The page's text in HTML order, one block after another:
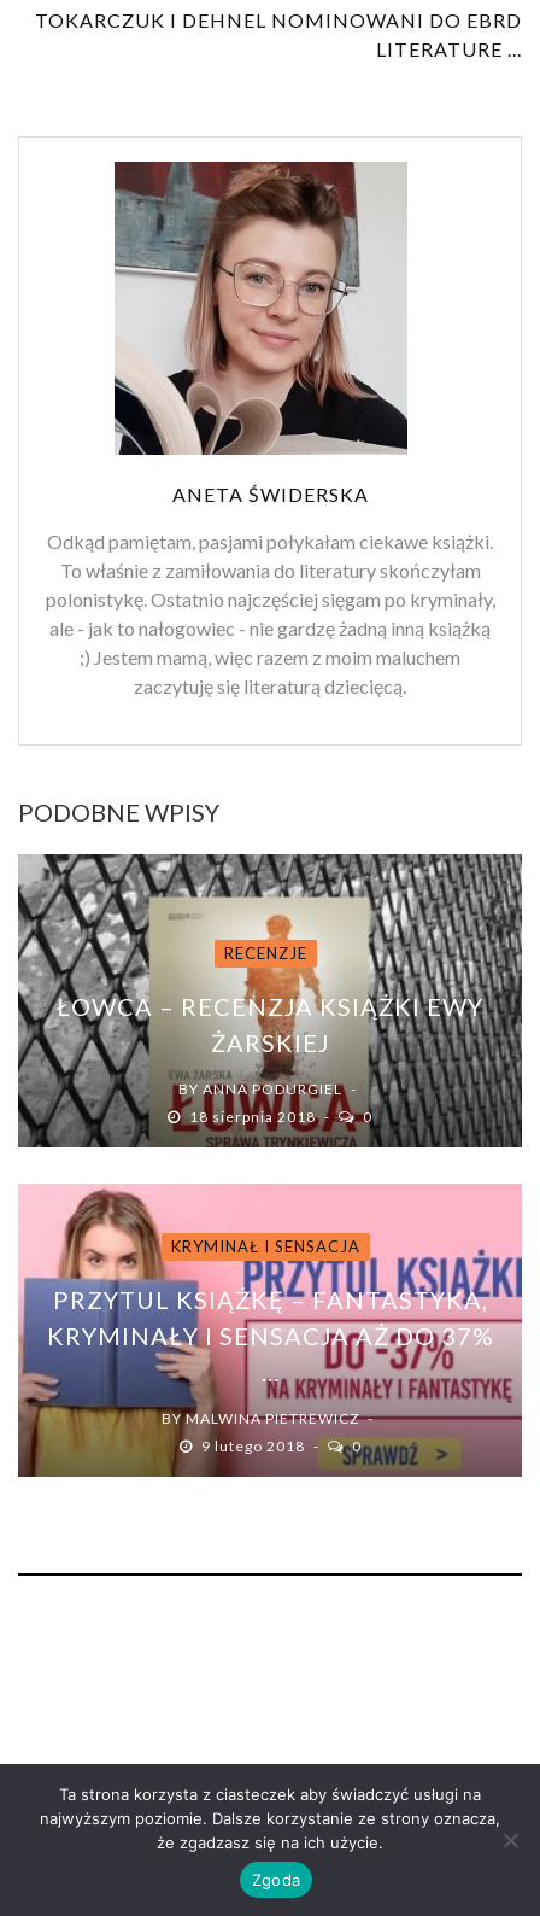
TOKARCZUK I DEHNEL NOMINOWANI DO EBRD
LITERATURE ...
ANETA ŚWIDERSKA
Odkąd pamiętam, pasjami połykałam ciekawe książki.
To właśnie z zamiłowania do literatury skończyłam
polonistykę. Ostatnio najczęściej sięgam po kryminały,
ale - jak to nałogowiec - nie gardzę żadną inną książką
;) Jestem mamą, więc razem z moim maluchem
zaczytuję się literaturą dziecięcą.
PODOBNE WPISY
RECENZJE
ŁOWCA – RECENZJA KSIĄŻKI EWY
ŻARSKIEJ
BY ANNA PODURGIEL
18 sierpnia 2018
0
KRYMINAŁ I SENSACJA
PRZYTUL KSIĄŻKĘ – FANTASTYKA,
KRYMINAŁY I SENSACJA AŻ DO 37%
...
BYMALWINA PIETREWICZ
9 lutego 2018
0
Ta strona korzysta z ciasteczek aby świadczyć usługi na
najwyższym poziomie. Dalsze korzystanie ze strony oznacza,
że zgadzasz się na ich użycie.
Zgoda